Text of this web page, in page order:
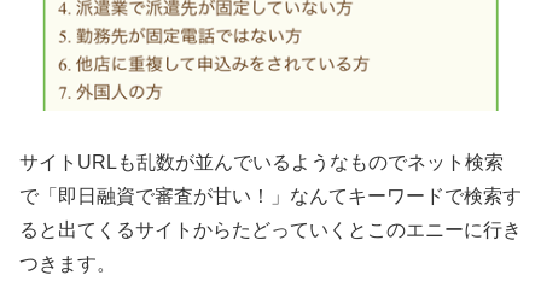
サイトURLも乱数が並んでいるようなものでネット検索
で「即日融資で審査が甘い！」なんてキーワードで検索す
ると出てくるサイトからたどっていくとこのエニーに行き
つきます。